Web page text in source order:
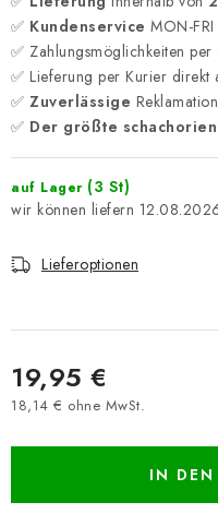
✅ Kundenservice MON-
✅ Zahlungsmöglichkeiten per
✅ Lieferung per Kurier direkt
✅ Zuverlässige
✅ Der größte
auf Lager (3 St)
Lieferoptionen
19,95 €
18,14 € ohne MwSt.
IN DEN